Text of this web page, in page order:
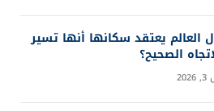
العالم يعتقد سكانها أنها تسير
الصحيح؟